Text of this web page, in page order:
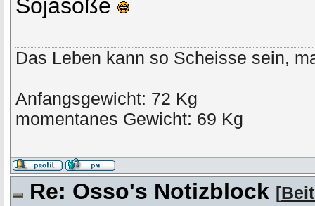
Sojasoße
Das Leben kann so Scheisse sein,
Anfangsgewicht: 72 Kg
momentanes Gewicht: 69 Kg
Re: Osso's Notizblock [